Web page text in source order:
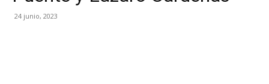
24 junio, 2023